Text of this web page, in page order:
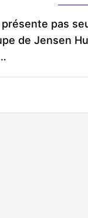
présente pas
de Jensen